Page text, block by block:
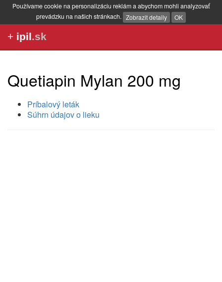
Používame cookie na personalizáciu reklám a abychom mohli analyzovať
prevádzku na našich stránkach. Zobrazit detaily OK
+ ipil.sk
Quetiapin Mylan 200 mg
Príbalový leták
Súhrn údajov o lieku